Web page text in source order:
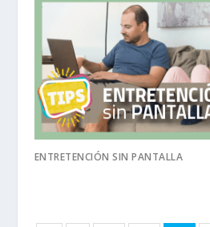
ENTRETENCIÓN SIN PANTALLA